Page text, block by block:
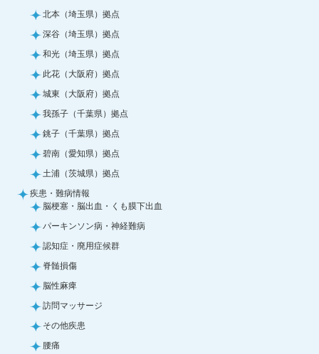
北本（埼玉県）拠点
深谷（埼玉県）拠点
和光（埼玉県）拠点
此花（大阪府）拠点
城東（大阪府）拠点
我孫子（千葉県）拠点
銚子（千葉県）拠点
碧南（愛知県）拠点
土浦（茨城県）拠点
疾患・難病情報
脳梗塞・脳出血・くも膜下出血
パーキンソン病・神経難病
認知症・廃用症候群
脊髄損傷
脳性麻痺
訪問マッサージ
その他疾患
腰痛